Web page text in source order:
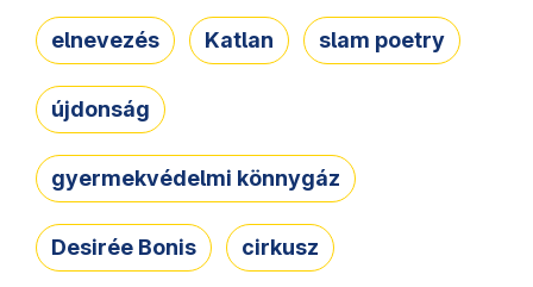
elnevezés Katlan slam poetry
újdonság
gyermekvédelmi könnygáz
Desirée Bonis cirkusz